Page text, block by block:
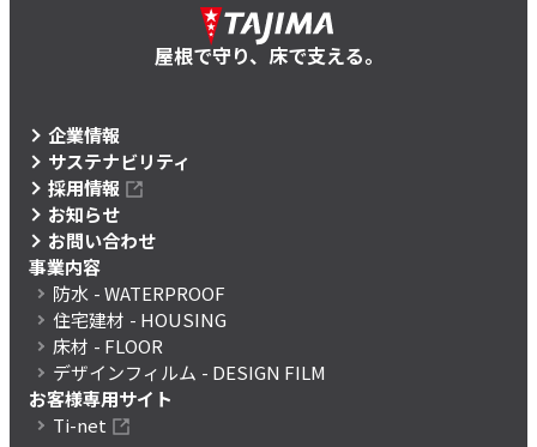
屋根で守り、床で支える。
企業情報
サステナビリティ
採用情報
お知らせ
お問い合わせ
事業内容
防水 - WATERPROOF
住宅建材 - HOUSING
床材 - FLOOR
デザインフィルム - DESIGN FILM
お客様専用サイト
Ti-net